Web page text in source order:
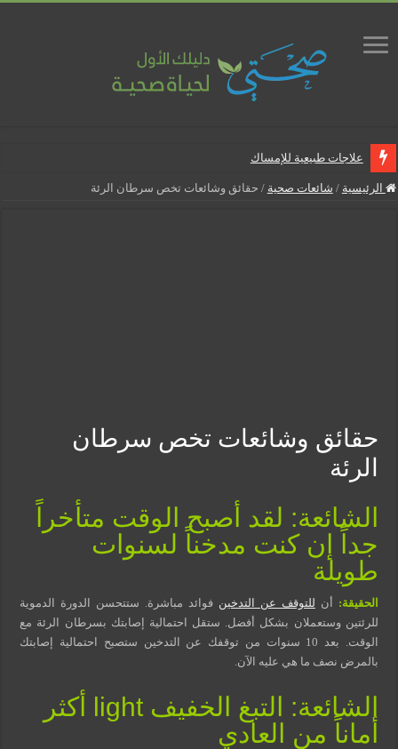
علاجات طبيعية للإمساك
ماذا يجب أن تحتوي صيدلية المنزلالرئيسية / شائعات صحية / حقائق وشائعات تخص سرطان الرئة
حقائق وشائعات تخص سرطان
الرئة
الشائعة: لقد أصبح الوقت متأخراً
جداً إن كنت مدخناً لسنوات
طويلة
الحقيقة: أن للتوقف عن التدخين فوائد مباشرة. ستتحسن الدورة الدموية
للرئتين وستعملان بشكل أفضل. ستقل احتمالية إصابتك بسرطان الرئة مع
الوقت. بعد 10 سنوات من توقفك عن التدخين ستصبح احتمالية إصابتك
بالمرض نصف ما هي عليه الآن.
الشائعة: التبغ الخفيف light أكثر
أماناً من العادي